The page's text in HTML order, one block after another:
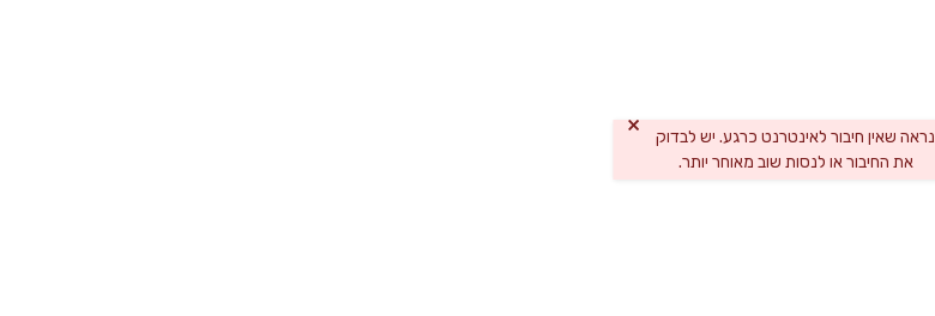
נראה שאין חיבור לאינטרנט כרגע. יש לבדוק
את החיבור או לנסות שוב מאוחר יותר.
×